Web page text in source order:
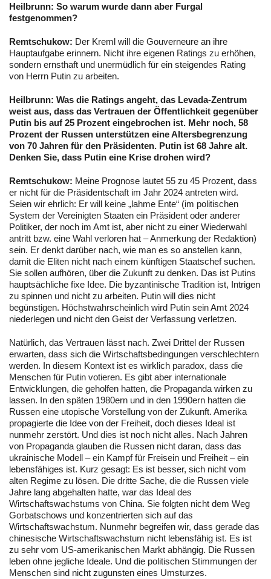
Heilbrunn: So warum wurde dann aber Furgal
festgenommen?
Remtschukow: Der Kreml will die Gouverneure an ihre
Hauptaufgabe erinnern. Nicht ihre eigenen Ratings zu erhöhen,
sondern ernsthaft und unermüdlich für ein steigendes Rating
von Herrn Putin zu arbeiten.
Heilbrunn: Was die Ratings angeht, das Levada-Zentrum
weist aus, dass das Vertrauen der Öffentlichkeit gegenüber
Putin bis auf 25 Prozent eingebrochen ist. Mehr noch, 58
Prozent der Russen unterstützen eine Altersbegrenzung
von 70 Jahren für den Präsidenten. Putin ist 68 Jahre alt.
Denken Sie, dass Putin eine Krise drohen wird?
Remtschukow: Meine Prognose lautet 55 zu 45 Prozent, dass
er nicht für die Präsidentschaft im Jahr 2024 antreten wird.
Seien wir ehrlich: Er will keine „lahme Ente“ (im politischen
System der Vereinigten Staaten ein Präsident oder anderer
Politiker, der noch im Amt ist, aber nicht zu einer Wiederwahl
antritt bzw. eine Wahl verloren hat – Anmerkung der Redaktion)
sein. Er denkt darüber nach, wie man es so anstellen kann,
damit die Eliten nicht nach einem künftigen Staatschef suchen.
Sie sollen aufhören, über die Zukunft zu denken. Das ist Putins
hauptsächliche fixe Idee. Die byzantinische Tradition ist, Intrigen
zu spinnen und nicht zu arbeiten. Putin will dies nicht
begünstigen. Höchstwahrscheinlich wird Putin sein Amt 2024
niederlegen und nicht den Geist der Verfassung verletzen.
Natürlich, das Vertrauen lässt nach. Zwei Drittel der Russen
erwarten, dass sich die Wirtschaftsbedingungen verschlechtern
werden. In diesem Kontext ist es wirklich paradox, dass die
Menschen für Putin votieren. Es gibt aber internationale
Entwicklungen, die geholfen hatten, die Propaganda wirken zu
lassen. In den späten 1980ern und in den 1990ern hatten die
Russen eine utopische Vorstellung von der Zukunft. Amerika
propagierte die Idee von der Freiheit, doch dieses Ideal ist
nunmehr zerstört. Und dies ist noch nicht alles. Nach Jahren
von Propaganda glauben die Russen nicht daran, dass das
ukrainische Modell – ein Kampf für Freisein und Freiheit – ein
lebensfähiges ist. Kurz gesagt: Es ist besser, sich nicht vom
alten Regime zu lösen. Die dritte Sache, die die Russen viele
Jahre lang abgehalten hatte, war das Ideal des
Wirtschaftswachstums von China. Sie folgten nicht dem Weg
Gorbatschows und konzentrierten sich auf das
Wirtschaftswachstum. Nunmehr begreifen wir, dass gerade das
chinesische Wirtschaftswachstum nicht lebensfähig ist. Es ist
zu sehr vom US-amerikanischen Markt abhängig. Die Russen
leben ohne jegliche Ideale. Und die politischen Stimmungen der
Menschen sind nicht zugunsten eines Umsturzes.